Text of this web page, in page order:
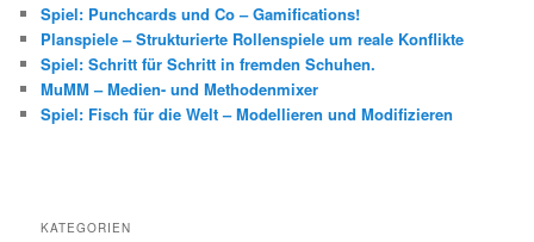
Spiel: Punchcards und Co – Gamifications!
Planspiele – Strukturierte Rollenspiele um reale Konflikte
Spiel: Schritt für Schritt in fremden Schuhen.
MuMM – Medien- und Methodenmixer
Spiel: Fisch für die Welt – Modellieren und Modifizieren
KATEGORIEN